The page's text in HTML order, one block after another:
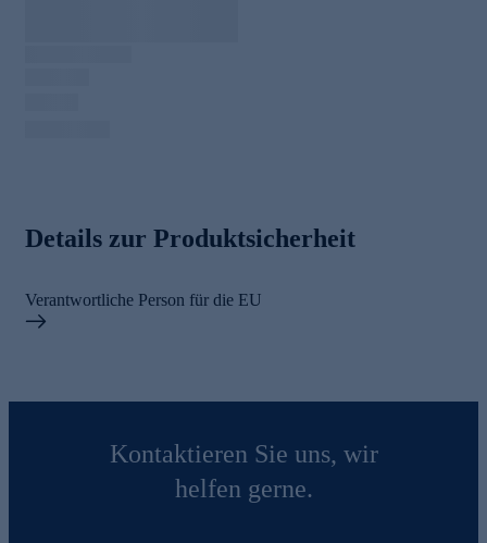
Details zur Produktsicherheit
Verantwortliche Person für die EU
Kontaktieren Sie uns, wir
helfen gerne.